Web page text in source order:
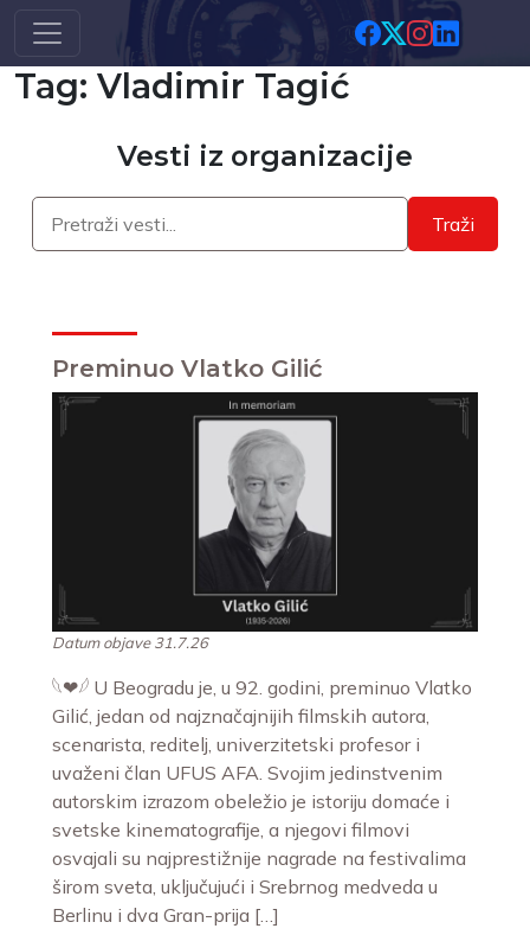
Skip to main content
Tag: Vladimir Tagić
Vesti iz organizacije
Traži
Preminuo Vlatko Gilić
Datum objave 31.7.26
𓆩❤︎𓆪 U Beogradu je, u 92. godini, preminuo Vlatko
Gilić, jedan od najznačajnijih filmskih autora,
scenarista, reditelj, univerzitetski profesor i
uvaženi član UFUS AFA. Svojim jedinstvenim
autorskim izrazom obeležio je istoriju domaće i
svetske kinematografije, a njegovi filmovi
osvajali su najprestižnije nagrade na festivalima
širom sveta, uključujući i Srebrnog medveda u
Berlinu i dva Gran-prija […]